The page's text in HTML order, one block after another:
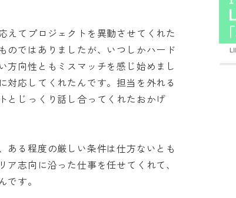
えてプロジェクトを異動させてくれた
のではありましたが、いつしかハード
方向性ともミスマッチを感じ始めまし
対応してくれたんです。担当を外れる
とじっくり話し合ってくれたおかげ
ある程度の厳しい条件は仕方ないとも
志向に沿った仕事を任せてくれて、
です。